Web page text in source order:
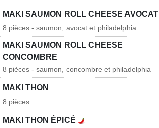
MAKI SAUMON ROLL CHEESE AVOCAT
8 pièces - saumon, avocat et philadelphia
MAKI SAUMON ROLL CHEESE
CONCOMBRE
8 pièces - saumon, concombre et philadelphia
MAKI THON
8 pièces
MAKI THON ÉPICÉ